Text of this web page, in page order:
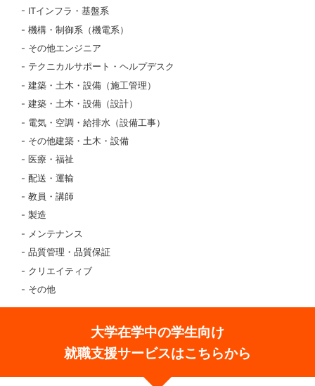
ITインフラ・基盤系
機構・制御系（機電系）
その他エンジニア
テクニカルサポート・ヘルプデスク
建築・土木・設備（施工管理）
建築・土木・設備（設計）
電気・空調・給排水（設備工事）
その他建築・土木・設備
医療・福祉
配送・運輸
教員・講師
製造
メンテナンス
品質管理・品質保証
クリエイティブ
その他
大学在学中の学生向け
就職支援サービスはこちらから